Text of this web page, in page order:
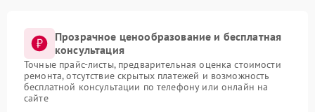
Прозрачное ценообразование и бесплатная
консультация
Точные прайс-листы, предварительная оценка стоимости
ремонта, отсутствие скрытых платежей и возможность
бесплатной консультации по телефону или онлайн на
сайте